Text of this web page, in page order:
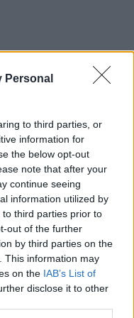
Personal
to third parties, or
information for
the below opt-out
note that after your
continue seeing
information utilized by
third parties prior to
out of the further
by third parties on the
This information may
on the IAB’s List of
disclose it to other
στο
αναφέρει το
οι δύο
έπεσαν από
σε κτίριο.
για να